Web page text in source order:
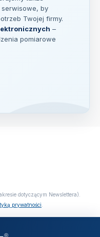
by
Twojej firmy.
–
pomiarowe
dotyczącym Newslettera).
prywatności